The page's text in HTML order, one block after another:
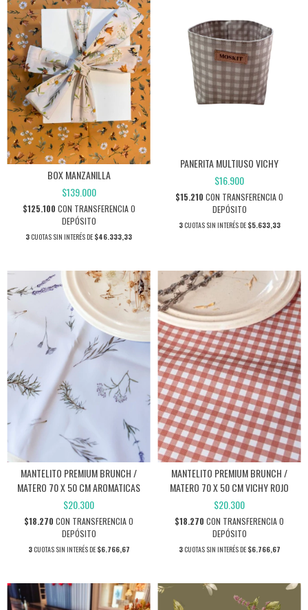
BOX MANZANILLA
$139.000
$125.100 CON TRANSFERENCIA O
DEPÓSITO
3CUOTAS SIN INTERÉS DE $46.333,33
PANERITA MULTIUSO VICHY
$16.900
$15.210 CON TRANSFERENCIA O
DEPÓSITO
3CUOTAS SIN INTERÉS DE $5.633,33
MANTELITO PREMIUM BRUNCH /
MATERO 70 X 50 CM AROMATICAS
$20.300
$18.270 CON TRANSFERENCIA O
DEPÓSITO
3CUOTAS SIN INTERÉS DE $6.766,67
MANTELITO PREMIUM BRUNCH /
MATERO 70 X 50 CM VICHY ROJO
$20.300
$18.270 CON TRANSFERENCIA O
DEPÓSITO
3CUOTAS SIN INTERÉS DE $6.766,67